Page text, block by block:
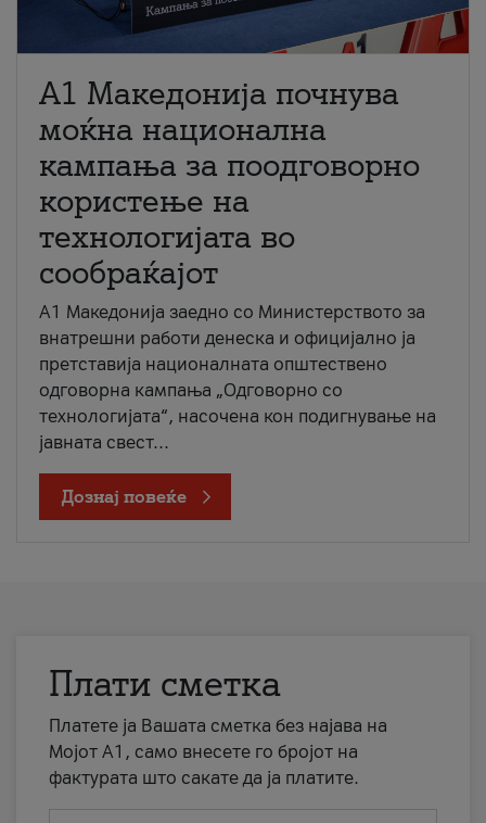
A1 Македонија почнува
моќна национална
кампања за поодговорно
користење на
технологијата во
сообраќајот
A1 Македонија заедно со Министерството за
внатрешни работи денеска и официјално ја
претставија националната општествено
одговорна кампања „Одговорно со
технологијата“, насочена кон подигнување на
јавната свест...
Дознај повеќе
Плати сметка
Платете ја Вашата сметка без најава на
Мојот А1, само внесете го бројот на
фактурата што сакате да ја платите.